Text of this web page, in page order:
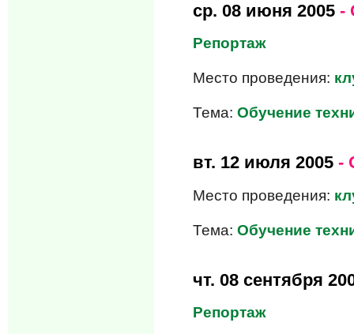
ср. 08 июня 2005 -
Репортаж
Место проведения:
Тема:Обучение
вт. 12 июля 2005 -
Место проведения:
Тема:Обучение
чт. 08 сентября
Репортаж